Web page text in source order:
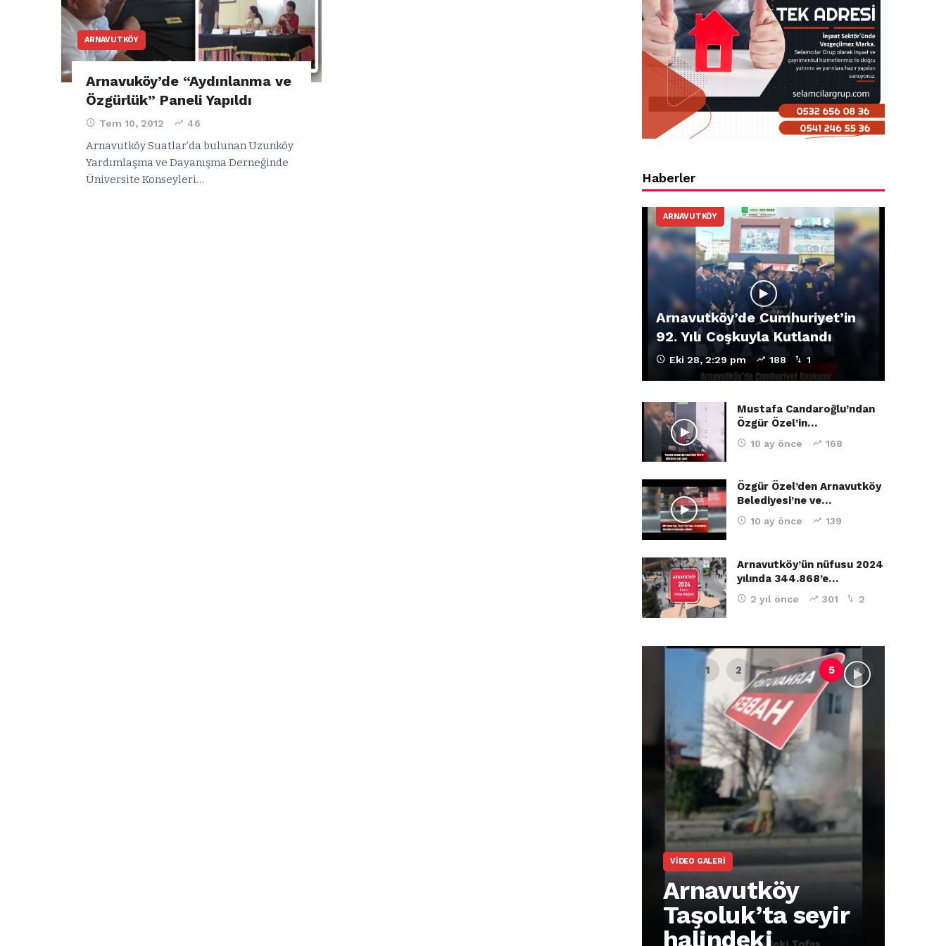
ARNAVUTKÖY
Arnavuköy’de “Aydınlanma ve
Özgürlük” Paneli Yapıldı
Tem 10, 2012 46
Arnavutköy Suatlar’da bulunan Uzunköy
Yardımlaşma ve Dayanışma Derneğinde
Üniversite Konseyleri…
Haberler
ARNAVUTKÖY
Arnavutköy’de Cumhuriyet’in
92. Yılı Coşkuyla Kutlandı
Eki 28, 2:29 pm 188 1
Mustafa Candaroğlu’ndan
Özgür Özel’in…
10 ay önce 168
Özgür Özel’den Arnavutköy
Belediyesi’ne ve…
10 ay önce 139
Arnavutköy’ün nüfusu 2024
yılında 344.868’e…
2 yıl önce 301 2
VIDEO GALERI
Arnavutköy
Taşoluk’ta seyir
halindeki